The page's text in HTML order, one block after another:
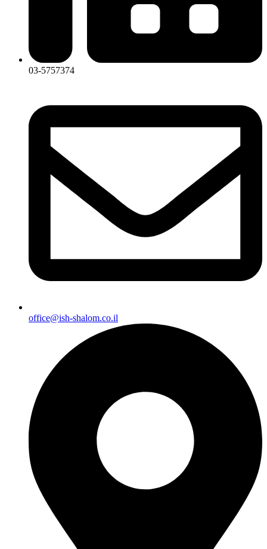
03-5757374
office@ish-shalom.co.il